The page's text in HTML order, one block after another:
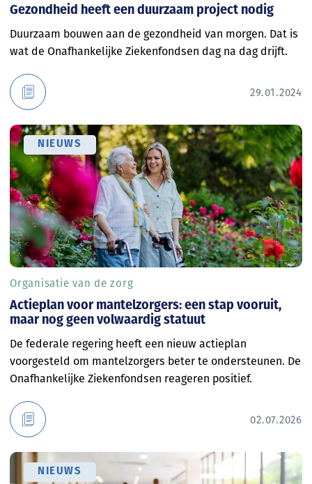
Gezondheid heeft een duurzaam project nodig
Duurzaam bouwen aan de gezondheid van morgen. Dat is
wat de Onafhankelijke Ziekenfondsen dag na dag drijft.
29.01.2024
Actieplan voor mantelzorgers: een stap vooruit,
maar nog geen volwaardig statuut
NIEUWS
De federale regering heeft een nieuw actieplan
voorgesteld om mantelzorgers beter te ondersteunen. De
Onafhankelijke Ziekenfondsen reageren positief.
Organisatie van de zorg
02.07.2026
NIEUWS